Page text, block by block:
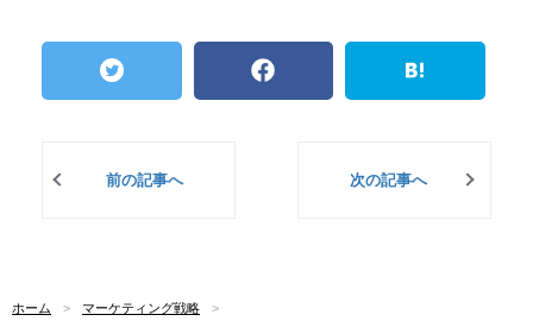
前の記事へ 次の記事へ
ホーム マーケティング戦略